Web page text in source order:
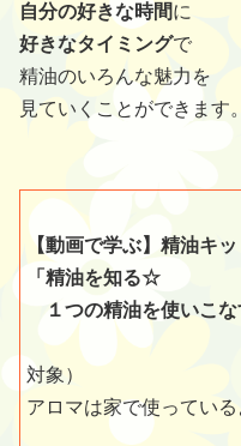
自分の好きな時間に
好きなタイミングで
精油のいろんな魅力を
見ていくことができます。
【動画で学ぶ】精油キ
「精油を知る☆
１つの精油を使いこな
対象）
アロマは家で使ってい